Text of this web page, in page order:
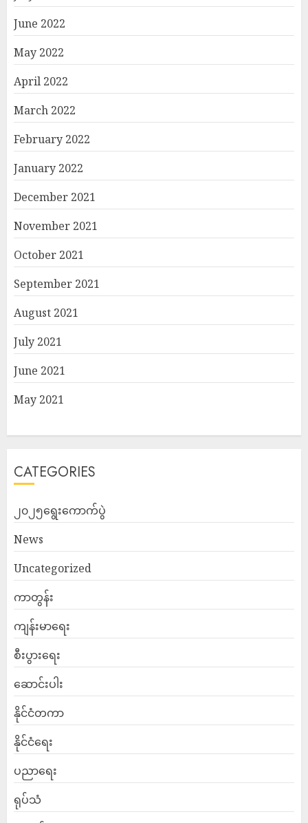
June 2022
May 2022
April 2022
March 2022
February 2022
January 2022
December 2021
November 2021
October 2021
September 2021
August 2021
July 2021
June 2021
May 2021
CATEGORIES
၂၀၂၅ရွေးကောက်ပွဲ
News
Uncategorized
ကာတွန်း
ကျန်းမာရေး
စီးပွားရေး
ဆောင်းပါး
နိုင်ငံတကာ
နိုင်ငံရေး
ပညာရေး
ရုပ်သံ